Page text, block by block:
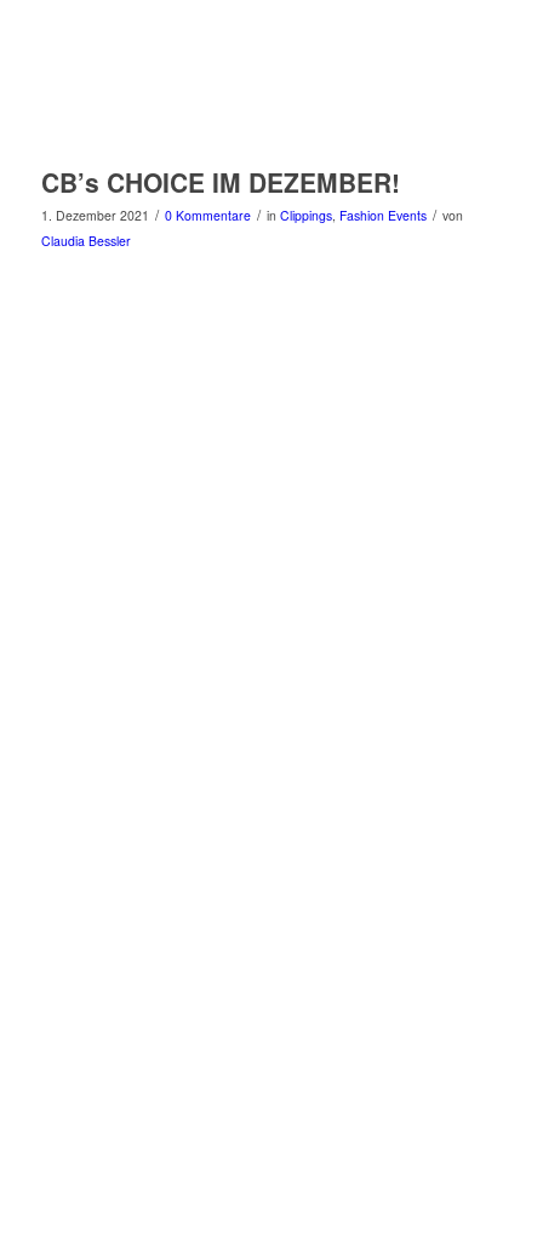
CB’s CHOICE IM DEZEMBER!
1. Dezember 2021 / 0 Kommentare / in Clippings, Fashion Events / von
Claudia Bessler